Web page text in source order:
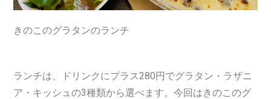
きのこのグラタンのランチ
ランチは、 ドリンクにプラス280円でグラタン・ラザニ
ア・キッシュの3種類から選べます。今回はきのこ のグ